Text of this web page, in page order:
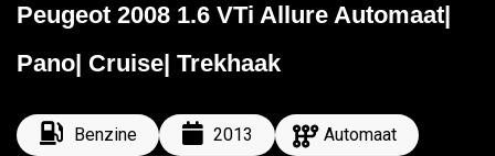
Peugeot 2008 1.6 VTi Allure Automaat|
Pano| Cruise| Trekhaak
Benzine 2013
Automaat